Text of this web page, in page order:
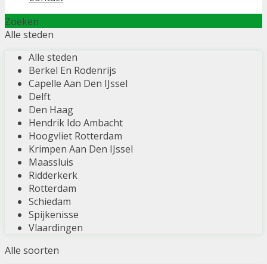
Zoeken
Alle steden
Alle steden
Berkel En Rodenrijs
Capelle Aan Den IJssel
Delft
Den Haag
Hendrik Ido Ambacht
Hoogvliet Rotterdam
Krimpen Aan Den IJssel
Maassluis
Ridderkerk
Rotterdam
Schiedam
Spijkenisse
Vlaardingen
Alle soorten